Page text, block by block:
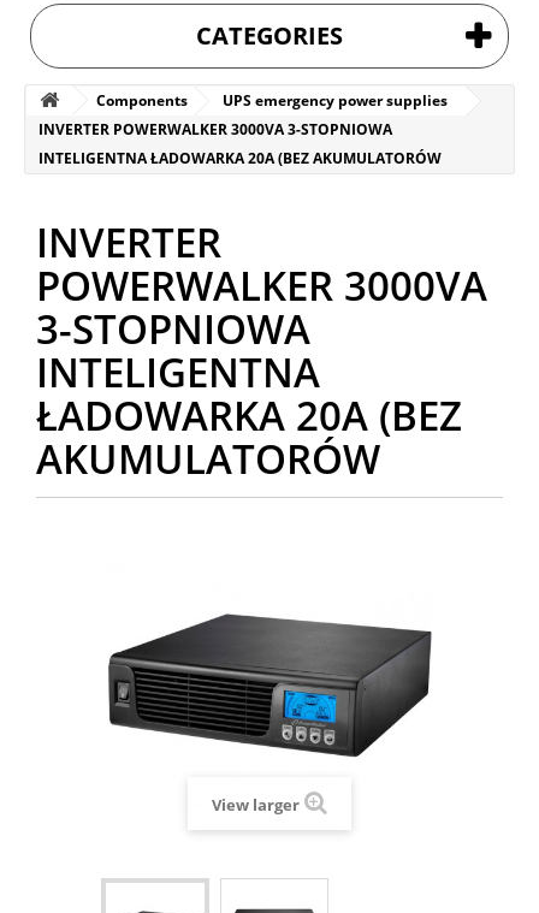
CATEGORIES
Components
UPS emergency power supplies
INVERTER POWERWALKER 3000VA 3-STOPNIOWA
INTELIGENTNA ŁADOWARKA 20A (BEZ AKUMULATORÓW
INVERTER
POWERWALKER 3000VA
3-STOPNIOWA
INTELIGENTNA
ŁADOWARKA 20A (BEZ
AKUMULATORÓW
View larger